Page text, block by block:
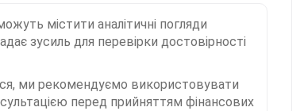
містити аналітичні погляди
зусиль для перевірки достовірності
ми рекомендуємо використовувати
перед прийняттям фінансових